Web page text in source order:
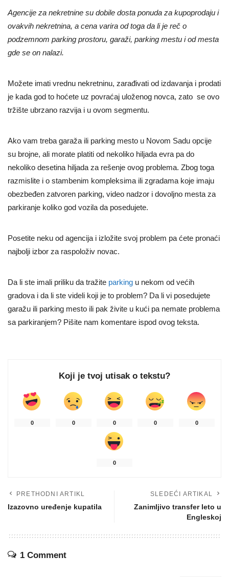
Agencije za nekretnine su dobile dosta ponuda za kupoprodaju i
ovakvih nekretnina, a cena varira od toga da li je reč o
podzemnom parking prostoru, garaži, parking mestu i od mesta
gde se on nalazi.
Možete imati vrednu nekretninu, zarađivati od izdavanja i prodati
je kada god to hoćete uz povraćaj uloženog novca, zato se ovo
tržište ubrzano razvija i u ovom segmentu.
Ako vam treba garaža ili parking mesto u Novom Sadu opcije
su brojne, ali morate platiti od nekoliko hiljada evra pa do
nekoliko desetina hiljada za rešenje ovog problema. Zbog toga
razmislite i o stambenim kompleksima ili zgradama koje imaju
obezbeđen zatvoren parking, video nadzor i dovoljno mesta za
parkiranje koliko god vozila da posedujete.
Posetite neku od agencija i izložite svoj problem pa ćete pronaći
najbolji izbor za raspoloživ novac.
Da li ste imali priliku da tražite parking u nekom od većih
gradova i da li ste videli koji je to problem? Da li vi posedujete
garažu ili parking mesto ili pak živite u kući pa nemate problema
sa parkiranjem? Pišite nam komentare ispod ovog teksta.
Koji je tvoj utisak o tekstu?
0 0 0 0 0
0
PRETHODNI ARTIKL
Izazovno uređenje kupatila
SLEDEĆI ARTIKAL
Zanimljivo transfer leto u
Engleskoj
1 Comment